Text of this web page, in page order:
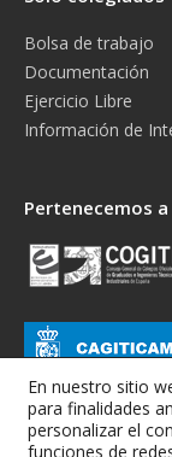
Bolsa de trabajo
Documentación
Ejercicio Libre
Información de
Pertenecemos a
En nuestro sitio
para finalidades
personalizar el
funciones de